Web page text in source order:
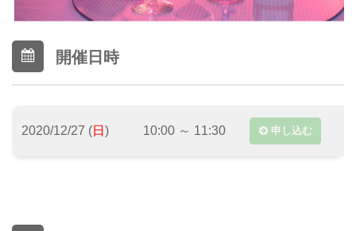
開催日時
2020/12/27 (日 ) 10:00 ～ 11:30 申し込む